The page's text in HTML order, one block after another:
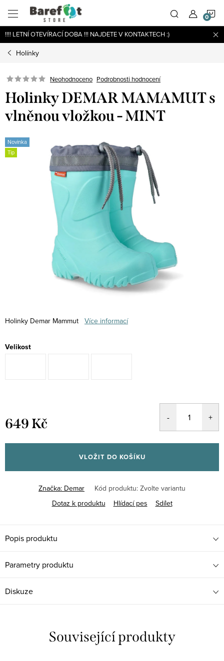
obsah
!!!! LETNÍ OTEVÍRACÍ DOBA !!! NAJDETE V KONTAKTECH :)
Holínky
Neohodnoceno Podrobnosti hodnocení
Holinky DEMAR MAMAMUT s
vlněnou vložkou - MINT
Novinka
Tip
Holinky Demar Mammut Více informací
Velikost
649 Kč
cena:
VLOŽIT DO KOŠÍKU
Značka: Demar Kód produktu: Zvolte variantu
Dotaz k produktu
Hlídací pes Sdílet
Popis produktu
Parametry produktu
Diskuze
Související produkty